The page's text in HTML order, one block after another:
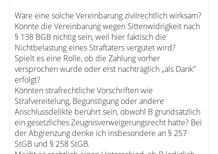
Wäre eine solche Vereinbarung zivilrechtlich wirksam?
Könnte die Vereinbarung wegen Sittenwidrigkeit nach
§ 138 BGB nichtig sein, weil hier faktisch die
Nichtbelastung eines Straftäters vergütet wird?
Spielt es eine Rolle, ob die Zahlung vorher
versprochen wurde oder erst nachträglich „als Dank"
erfolgt?
Könnten strafrechtliche Vorschriften wie
Strafvereitelung, Begünstigung oder andere
Anschlussdelikte berührt sein, obwohl B grundsätzlich
ein gesetzliches Zeugnisverweigerungsrecht hatte? Bei
der Abgrenzung denke ich insbesondere an § 257
StGB und § 258 StGB.